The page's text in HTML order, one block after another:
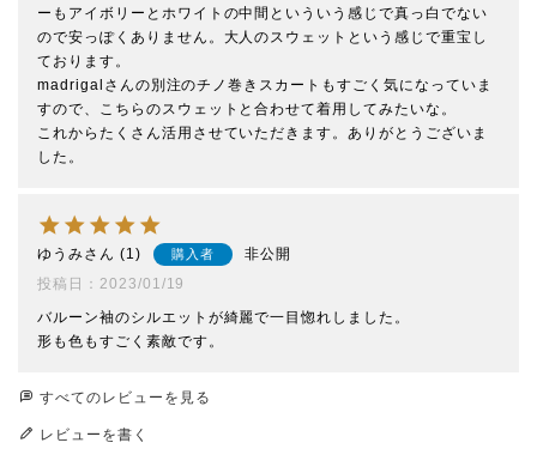
ーもアイボリーとホワイトの中間といういう感じで真っ白でない
ので安っぽくありません。大人のスウェットという感じで重宝し
ております。
madrigalさんの別注のチノ巻きスカートもすごく気になっていま
すので、こちらのスウェットと合わせて着用してみたいな。
これからたくさん活用させていただきます。ありがとうございま
した。
ゆうみ 1 購入者
非公開
投稿日
2023/01/19
バルーン袖のシルエットが綺麗で一目惚れしました。
形も色もすごく素敵です。
すべてのレビューを見る
レビューを書く